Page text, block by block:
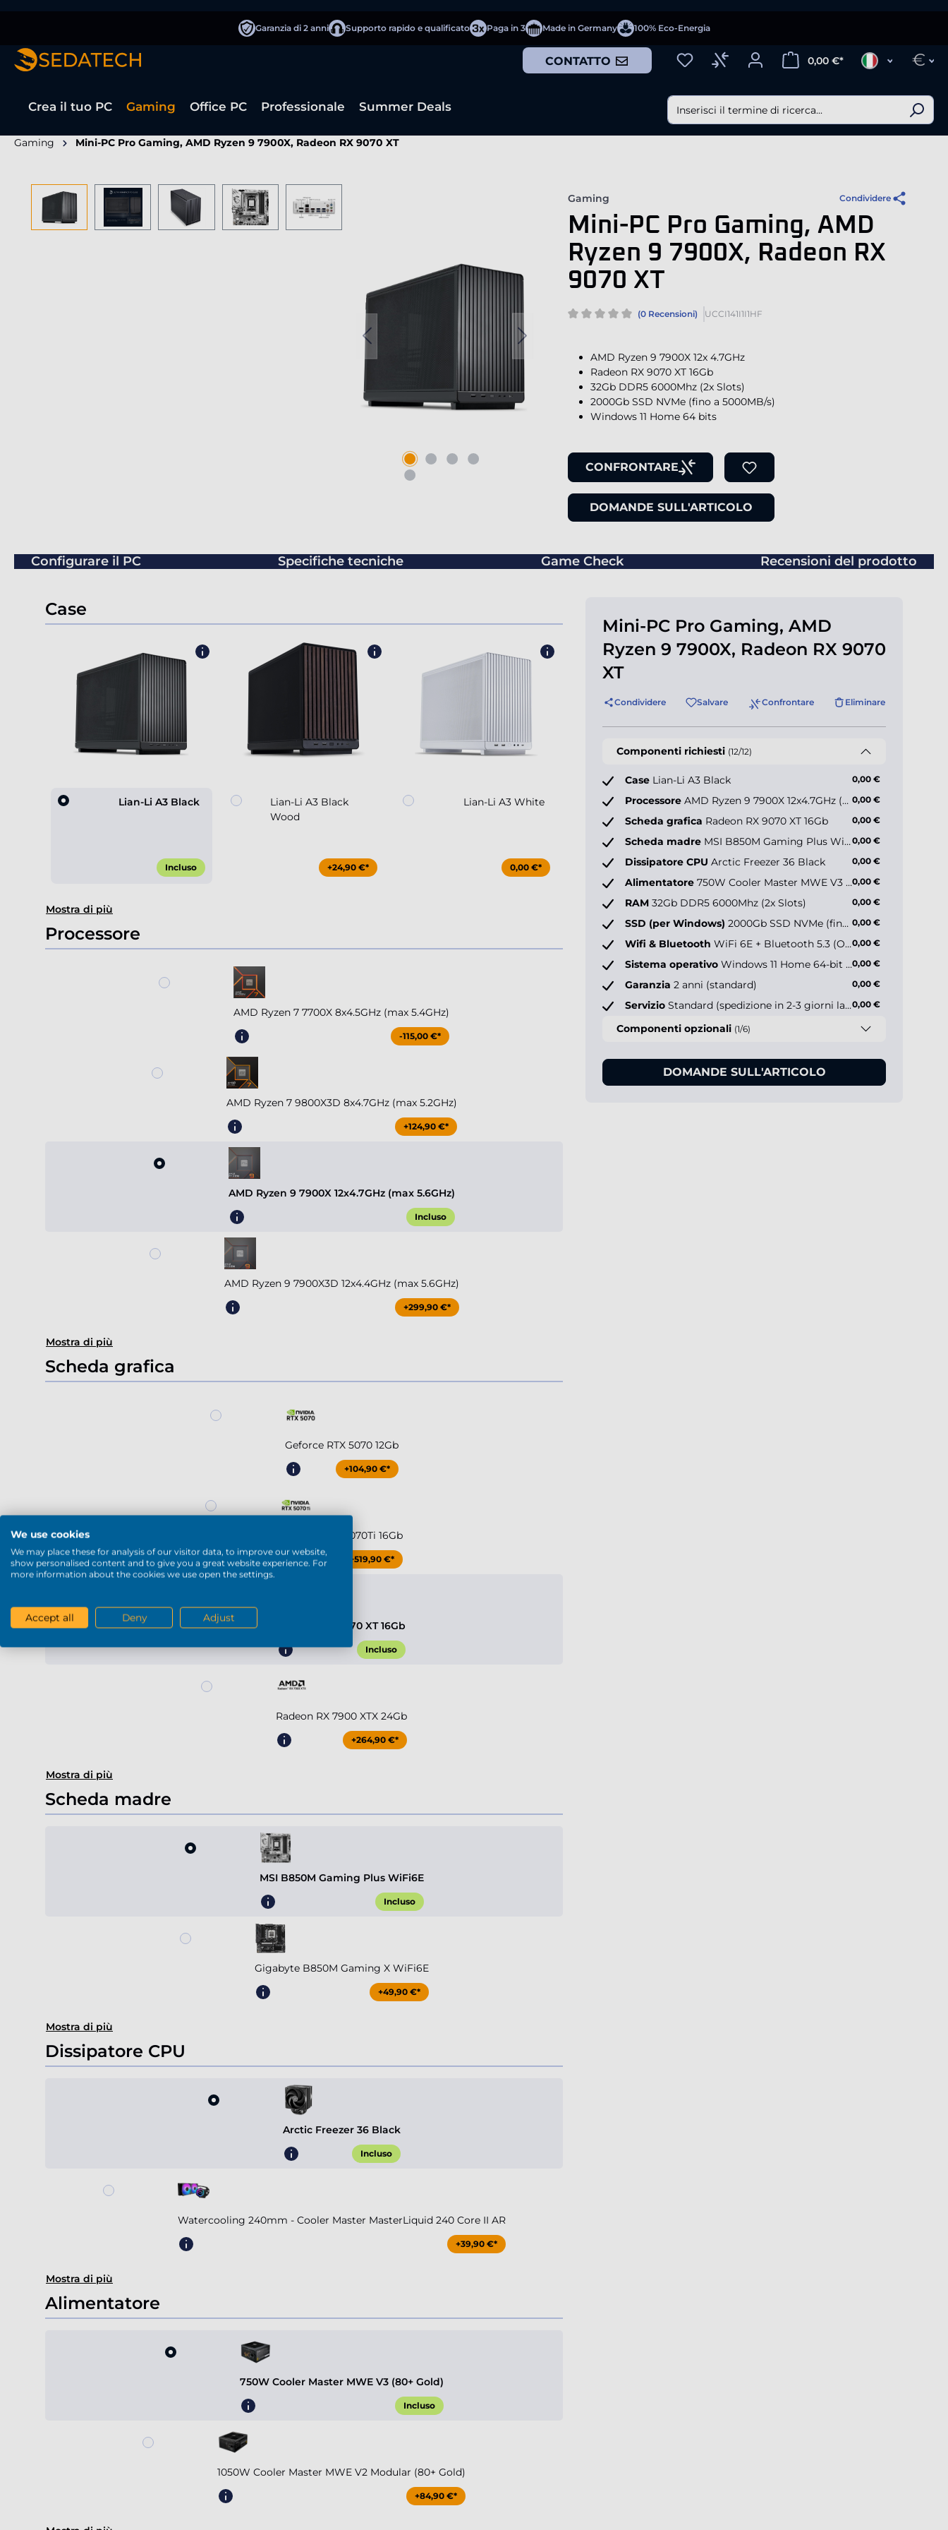
Garanzia di 2 anni Supporto rapido e qualificato Paga in 3 Made in Germany 100% Eco-Energia
CONTATTO 0,00 €* €
Crea il tuo PC Gaming Office PC Professionale Summer Deals
Gaming Mini-PC Pro Gaming, AMD Ryzen 9 7900X, Radeon RX 9070 XT
Salta la galleria di immagini
Gaming Condividere
Mini-PC Pro Gaming, AMD
Ryzen 9 7900X, Radeon RX
9070 XT
(0 Recensioni) UCCI141I1I1HF
AMD Ryzen 9 7900X 12x 4.7GHz
Radeon RX 9070 XT 16Gb
32Gb DDR5 6000Mhz (2x Slots)
2000Gb SSD NVMe (fino a 5000MB/s)
Windows 11 Home 64 bits
CONFRONTARE
DOMANDE SULL'ARTICOLO
Configurare il PC Specifiche tecniche Game Check Recensioni del prodotto
Case
Lian-Li A3 Black
Incluso
Lian-Li A3 Black
Wood
+24,90 €*
Lian-Li A3 White
0,00 €*
1
of
3
Mostra di più
Processore
AMD Ryzen 7 7700X 8x4.5GHz (max 5.4GHz)
-115,00 €*
AMD Ryzen 7 9800X3D 8x4.7GHz (max 5.2GHz)
+124,90 €*
AMD Ryzen 9 7900X 12x4.7GHz (max 5.6GHz)
Incluso
AMD Ryzen 9 7900X3D 12x4.4GHz (max 5.6GHz)
+299,90 €*
Mostra di più
Scheda grafica
Geforce RTX 5070 12Gb
+104,90 €*
Geforce RTX 5070Ti 16Gb
+519,90 €*
Radeon RX 9070 XT 16Gb
Incluso
Radeon RX 7900 XTX 24Gb
+264,90 €*
Mostra di più
Scheda madre
MSI B850M Gaming Plus WiFi6E
Incluso
Gigabyte B850M Gaming X WiFi6E
+49,90 €*
Mostra di più
Dissipatore CPU
Arctic Freezer 36 Black
Incluso
Watercooling 240mm - Cooler Master MasterLiquid 240 Core II AR
+39,90 €*
Mostra di più
Alimentatore
750W Cooler Master MWE V3 (80+ Gold)
Incluso
1050W Cooler Master MWE V2 Modular (80+ Gold)
+84,90 €*
Mini-PC Pro Gaming, AMD
Ryzen 9 7900X, Radeon RX 9070
XT
Condividere Salvare Confrontare Eliminare
Componenti richiesti (12/12)
Case Lian-Li A3 Black 0,00 €
Processore AMD Ryzen 9 7900X 12x4.7GHz (max 5.6GHz) 0,00 €
Scheda grafica Radeon RX 9070 XT 16Gb 0,00 €
Scheda madre MSI B850M Gaming Plus WiFi6E0,00 €
Dissipatore CPU Arctic Freezer 36 Black 0,00 €
Alimentatore 750W Cooler Master MWE V3 (80+ Gold)0,00 €
RAM 32Gb DDR5 6000Mhz (2x Slots) 0,00 €
SSD (per Windows) 2000Gb SSD NVMe (fino a 5000MB/s) 0,00 €
Wifi & Bluetooth WiFi 6E + Bluetooth 5.3 (Onboard)0,00 €
Sistema operativo Windows 11 Home 64-bit IT0,00 €
Garanzia 2 anni (standard) 0,00 €
Servizio Standard (spedizione in 2-3 giorni lavorativi)0,00 €
Componenti opzionali (1/6)
DOMANDE SULL'ARTICOLO
We use cookies
We may place these for analysis of our visitor data, to improve our website,
show personalised content and to give you a great website experience. For
more information about the cookies we use open the settings.
Accept all Deny Adjust